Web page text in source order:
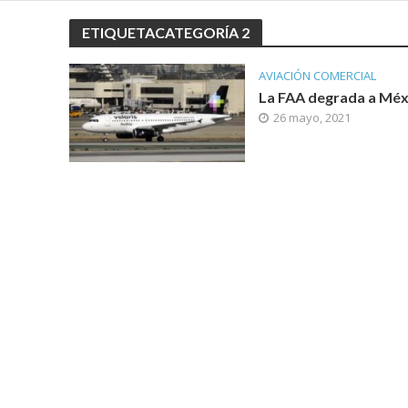
ETIQUETACATEGORÍA 2
AVIACIÓN COMERCIAL
La FAA degrada a
26 mayo, 2021